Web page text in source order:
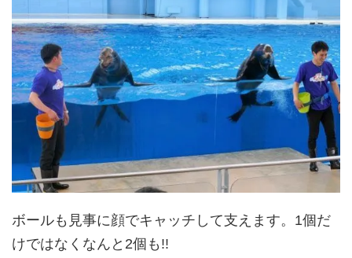
ボールも見事に顔でキャッチして支えます。1個だ
けではなくなんと2個も!!